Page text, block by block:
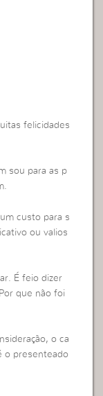
felicidades
sou para as p
custo para s
ou valios
É feio dizer
que não foi
o ca
o presenteado